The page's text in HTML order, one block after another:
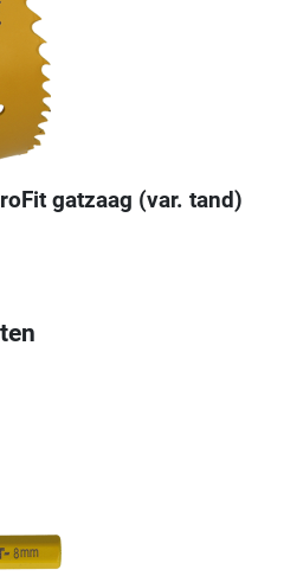
gatzaag (var. tand)